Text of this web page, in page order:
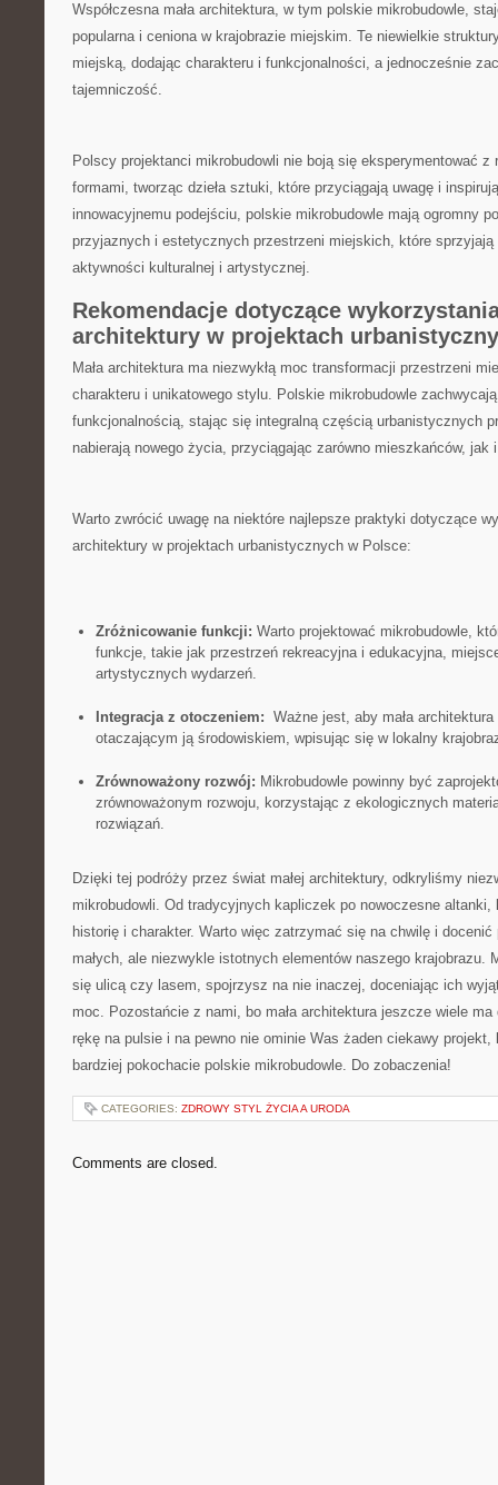
Współczesna mała architektura, w tym polskie mikrobudowle,
popularna i ​ceniona w krajobrazie⁣ miejskim. Te niewielkie
miejską, dodając ⁤charakteru⁢ i ⁤funkcjonalności, a jednocześnie
tajemniczość.
Polscy projektanci ⁢mikrobudowli⁣ nie boją się eksperymentować z
⁣formami, tworząc dzieła sztuki, które przyciągają uwagę‍ i
innowacyjnemu podejściu, polskie mikrobudowle ‌mają ogromny
przyjaznych i estetycznych ​przestrzeni miejskich, ‌które sprzyjają
aktywności kulturalnej i artystycznej.
Rekomendacje dotyczące
architektury w projektach
Mała​ architektura ⁣ma niezwykłą moc transformacji przestrzeni
charakteru i unikatowego stylu. Polskie mikrobudowle
funkcjonalnością, stając ⁢się ‍integralną częścią urbanistycznych
nabierają nowego‍ życia,⁣ przyciągając zarówno⁤ mieszkańców, jak
Warto zwrócić uwagę na ‍niektóre ⁢najlepsze praktyki ‌dotyczące
architektury w projektach urbanistycznych w Polsce:
Zróżnicowanie funkcji: Warto projektować mikrobudowle,
funkcje, takie jak przestrzeń rekreacyjna i edukacyjna,
artystycznych ​wydarzeń.
Integracja​ z ⁤otoczeniem:
Ważne‌ jest, aby mała architektura
otaczającym ją środowiskiem, ⁣wpisując się w lokalny
Zrównoważony rozwój: Mikrobudowle⁤ powinny być
zrównoważonym rozwoju, korzystając ⁢z ekologicznych
rozwiązań.
Dzięki ⁣tej podróży przez świat małej architektury, odkryliśmy
mikrobudowli. Od tradycyjnych kapliczek⁤ po nowoczesne
historię i ⁤charakter. Warto więc⁣ zatrzymać ⁤się na chwilę i
małych, ale ⁤niezwykle istotnych elementów naszego krajobrazu.
się ulicą czy lasem, ‍spojrzysz na ⁢nie inaczej, doceniając ‍ich⁤
moc. Pozostańcie z nami, bo mała ⁤architektura jeszcze wiele
rękę na pulsie‍ i ⁤na pewno‌ nie​ ominie Was żaden ciekawy
⁢bardziej pokochacie polskie mikrobudowle.‌ Do zobaczenia!
CATEGORIES: ZDROWY STYL ŻYCIA A URODA
Comments are closed.